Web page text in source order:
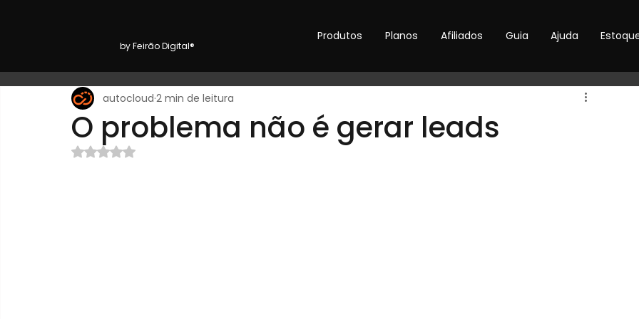
by Feirão Digital®
Produtos Planos Afiliados Guia Ajuda
O problema não é gerar leads
autocloud 2 min de leitura
Avaliado com NaN de 5 estrelas.